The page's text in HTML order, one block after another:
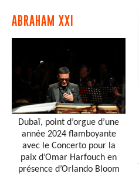
ABRAHAM XXI
Dubaï, point d’orgue d’une
année 2024 flamboyante
avec le Concerto pour la
paix d’Omar Harfouch en
présence d’Orlando Bloom